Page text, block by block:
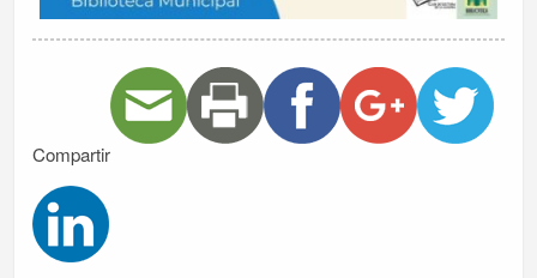
Compartir